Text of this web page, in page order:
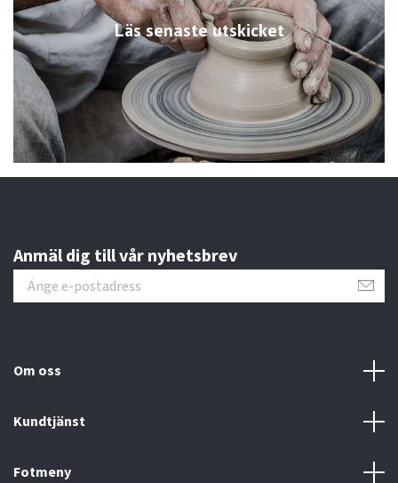
Läs senaste utskicket
Anmäl dig till vår nyhetsbrev
Om oss
Kundtjänst
Fotmeny